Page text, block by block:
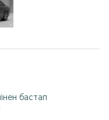
бастап